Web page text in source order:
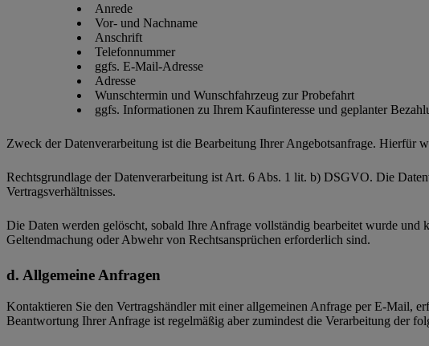
Anrede
Vor- und Nachname
Anschrift
Telefonnummer
ggfs. E-Mail-Adresse
Adresse
Wunschtermin und Wunschfahrzeug zur Probefahrt
ggfs. Informationen zu Ihrem Kaufinteresse und geplanter
Zweck der Datenverarbeitung ist die Bearbeitung Ihrer Angebotsanfrage. Hierfür
Rechtsgrundlage der Datenverarbeitung ist Art. 6 Abs. 1 lit. b) DSGVO. Die
Vertragsverhältnisses.
Die Daten werden gelöscht, sobald Ihre Anfrage vollständig bearbeitet wurde
Geltendmachung oder Abwehr von Rechtsansprüchen erforderlich sind.
Allgemeine Anfragen
Kontaktieren Sie den Vertragshändler mit einer allgemeinen Anfrage per E-Mail,
Beantwortung Ihrer Anfrage ist regelmäßig aber zumindest die Verarbeitung der